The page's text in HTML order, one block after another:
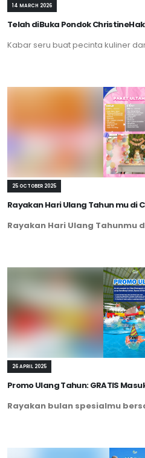
14 MARCH 2026
Telah diBuka Pondok
Kabar seru buat pecinta kuliner
25 OCTOBER 2025
Rayakan Hari Ulang Tahun mu di
Rayakan Hari Ulang Tahunmu
26 APRIL 2025
Promo Ulang Tahun: GRATIS
Rayakan bulan spesialmu